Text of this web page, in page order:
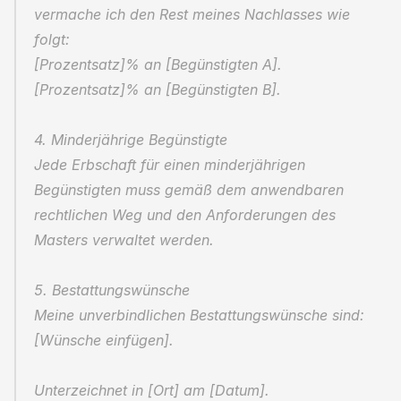
vermache ich den Rest meines Nachlasses wie
folgt:
[Prozentsatz]% an [Begünstigten A].
[Prozentsatz]% an [Begünstigten B].
4. Minderjährige Begünstigte
Jede Erbschaft für einen minderjährigen
Begünstigten muss gemäß dem anwendbaren
rechtlichen Weg und den Anforderungen des
Masters verwaltet werden.
5. Bestattungswünsche
Meine unverbindlichen Bestattungswünsche sind:
[Wünsche einfügen].
Unterzeichnet in [Ort] am [Datum].